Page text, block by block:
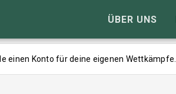
ÜBER UNS
einen Konto für deine eigenen Wettkämpfe.